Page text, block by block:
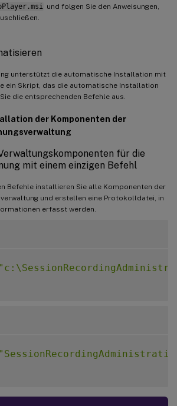
und folgen Sie den Anweisungen,
unterstützt die automatische Installation mit
ein Skript, das die automatische Installation
die entsprechenden Befehle aus.
der Komponenten der
für die
mit einem einzigen Befehl
Befehle installieren Sie alle Komponenten der
und erstellen eine Protokolldatei, in
erfasst werden.